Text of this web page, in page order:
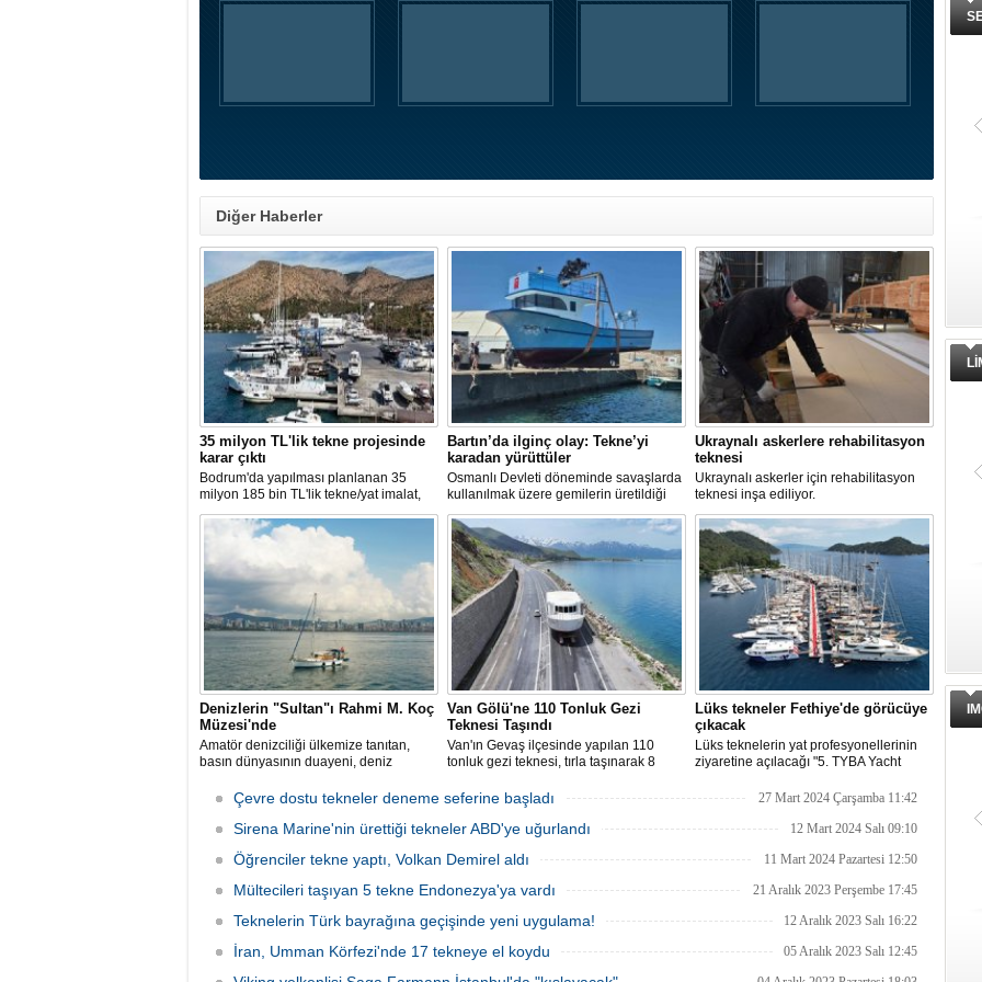
Diğer Haberler
35 milyon TL'lik tekne projesinde
karar çıktı
Bodrum'da yapılması planlanan 35
milyon 185 bin TL'lik tekne/yat imalat,
bakım-onarım ve çekek yeri projesinde
ÇED süreci sonlandırıldı. Bakanlık,
başvuru dosyasının yasal süre
içerisinde yeniden sunulmaması
üzerine süreci kapattı.
Bartın’da ilginç olay: Tekne’yi
karadan yürüttüler
Osmanlı Devleti döneminde savaşlarda
kullanılmak üzere gemilerin üretildiği
Bartın’ın Kurucaşile ilçesinde üretilen 11
metrelik tekne adeta karadan yürütüldü.
Dağları, tepeleri aşan balıkçı teknesi,
evlerin de bulunduğu dar ve virajlı
sokaklarda süren 3 saatlik yolculun
ardından denize kavuştu.
Ukraynalı askerlere rehabilitasyon
teknesi
Ukraynalı askerler için rehabilitasyon
teknesi inşa ediliyor.
Denizlerin "Sultan"ı Rahmi M. Koç
Müzesi'nde
Amatör denizciliği ülkemize tanıtan,
basın dünyasının duayeni, deniz
isimli klasik yelkenli, Klasik Tekneler
Platformu tarafından düzenlenen
“Yedinci Klasik Tekneler Buluşması’’
Rahmi M. Koç Müzesi Denizcilik
Van Gölü'ne 110 Tonluk Gezi
Teknesi Taşındı
Van'ın Gevaş ilçesinde yapılan 110
tonluk gezi teknesi, tırla taşınarak 8
Lüks tekneler Fethiye'de görücüye
çıkacak
Lüks teknelerin yat profesyonellerinin
ziyaretine açılacağı "5. TYBA Yacht
yapılacak.
Çevre dostu tekneler deneme seferine başladı 27 Mart 2024 Çarşamba 11:42
Sirena Marine'nin ürettiği tekneler ABD'ye uğurlandı 12 Mart 2024 Salı 09:10
Öğrenciler tekne yaptı, Volkan Demirel aldı 11 Mart 2024 Pazartesi 12:50
Mültecileri taşıyan 5 tekne Endonezya'ya vardı 21 Aralık 2023 Perşembe 17:45
Teknelerin Türk bayrağına geçişinde yeni uygulama! 12 Aralık 2023 Salı 16:22
İran, Umman Körfezi'nde 17 tekneye el koydu 05 Aralık 2023 Salı 12:45